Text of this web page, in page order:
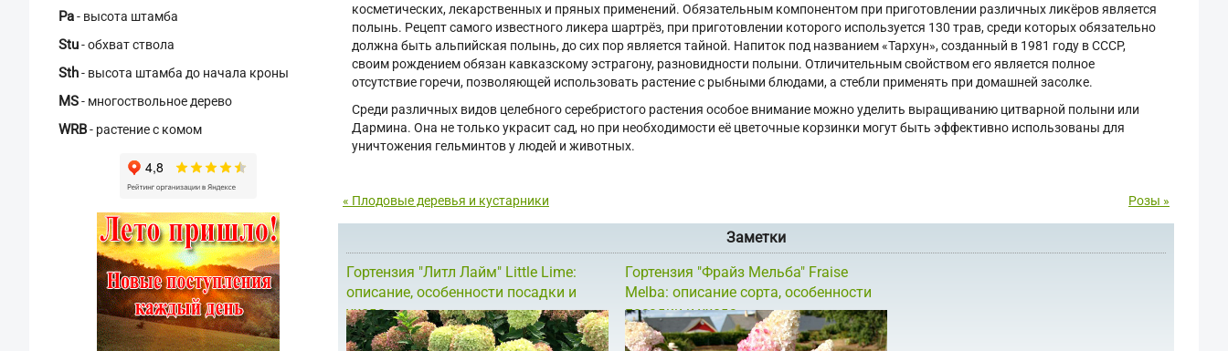
Pa- высота штамба
Stu- обхват ствола
Sth- высота штамба до начала кроны
MS- многоствольное дерево
WRB- растение с комом
косметических, лекарственных и пряных применений. Обязательным компонентом при приготовлении различных ликёров является
полынь. Рецепт самого известного ликера шартрёз, при приготовлении которого используется 130 трав, среди которых обязательно
должна быть альпийская полынь, до сих пор является тайной. Напиток под названием «Тархун», созданный в 1981 году в СССР,
своим рождением обязан кавказскому эстрагону, разновидности полыни. Отличительным свойством его является полное
отсутствие горечи, позволяющей использовать растение с рыбными блюдами, а стебли применять при домашней засолке.
Среди различных видов целебного серебристого растения особое внимание можно уделить выращиванию цитварной полыни или
Дармина. Она не только украсит сад, но при необходимости её цветочные корзинки могут быть эффективно использованы для
уничтожения гельминтов у людей и животных.
« Плодовые деревья и кустарники Розы »
Заметки
Гортензия "Литл Лайм" Little Lime:
описание, особенности посадки и
ухода
Гортензия "Фрайз Мельба" Fraise
Melba: описание сорта, особенности
посадки и ухода